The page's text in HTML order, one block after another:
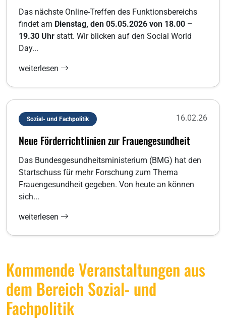
Das nächste Online-Treffen des Funktionsbereichs
findet am Dienstag, den 05.05.2026 von 18.00 –
19.30 Uhr statt. Wir blicken auf den Social World
Day...
weiterlesen
Sozial- und Fachpolitik 16.02.26
Neue Förderrichtlinien zur Frauengesundheit
Das Bundesgesundheitsministerium (BMG) hat den
Startschuss für mehr Forschung zum Thema
Frauengesundheit gegeben. Von heute an können
sich...
weiterlesen
Kommende Veranstaltungen aus
dem Bereich Sozial- und
Fachpolitik